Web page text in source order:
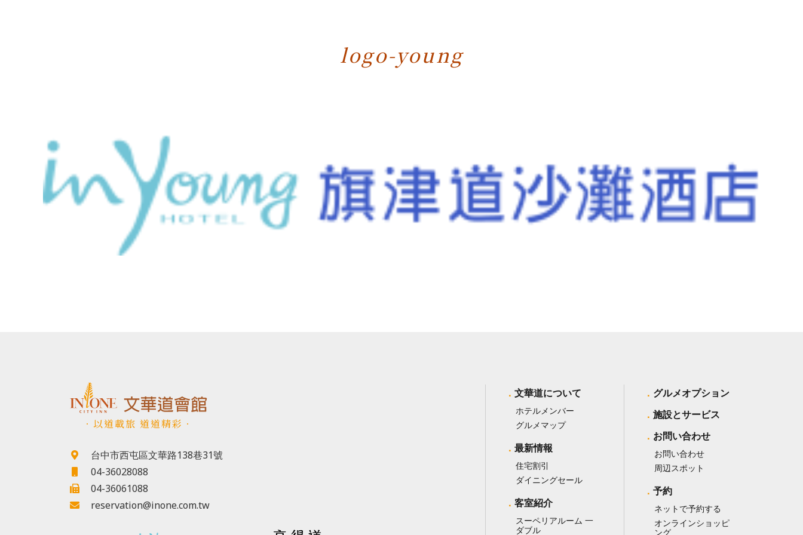
logo-young
．以道載旅 道道精彩．
台中市西屯區文華路138巷31號
04-36028088
04-36061088
reservation@inone.com.tw
文華道について
ホテルメンバー
グルメマップ
最新情報
住宅割引
ダイニングセール
客室紹介
スーペリアルーム 一
ダブル
グルメオプション
施設とサービス
お問い合わせ
お問い合わせ
周辺スポット
予約
ネットで予約する
オンラインショッピ
ング